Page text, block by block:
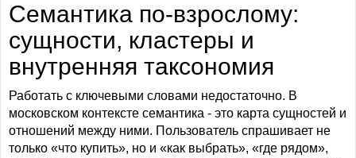
Семантика по-взрослому:
сущности, кластеры и
внутренняя таксономия
Работать с ключевыми словами недостаточно. В
московском контексте семантика - это карта сущностей и
отношений между ними. Пользователь спрашивает не
только «что купить», но и «как выбрать», «где рядом»,